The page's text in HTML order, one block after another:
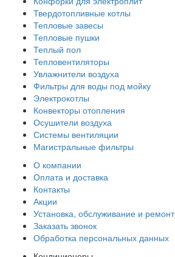
Твердотопливные котлы
Тепловые завесы
Тепловые пушки
Теплый пол
Тепловентиляторы
Увлажнители воздуха
Фильтры для воды под мойку
Электрокотлы
Конвекторы отопления
Осушители воздуха
Системы вентиляции
Магистральные фильтры
О компании
Оплата и доставка
Контакты
Акции
Установка, обслуживание и ремонт
Заказать звонок
Обработка персональных данных